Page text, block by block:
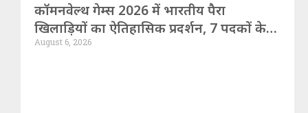
कॉमनवेल्थ गेम्स 2026 में भारतीय पैरा
खिलाड़ियों का ऐतिहासिक प्रदर्शन, 7 पदकों के
साथ रचा नया कीर्तिमान
August 6, 2026